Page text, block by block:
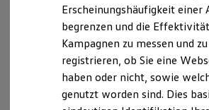
Marke und Erlebnis
Volkswagen R und R Experience
R-Modelle
R Experience
Driving Experience
Volkswagen entdecken
Werkbesichtigung
und die Installation erfolgt
Zündung. Bitte nutzen Sie das
Zeit der Installation nicht,
ordnungsgemäß installiert
kann circa 20–40 Minuten
Installationszeit wird Ihnen
Erscheinungshäufigkeit einer
begrenzen und die
Kampagnen zu messen und
registrieren, ob Sie eine
haben oder nicht, sowie
genutzt worden sind. Dies